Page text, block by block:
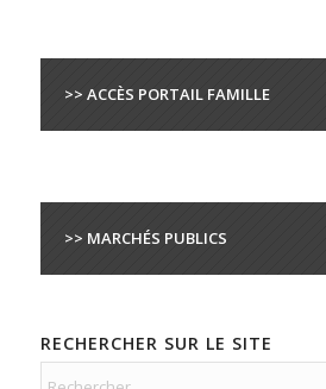
>> ACCÈS PORTAIL FAMILLE
>> MARCHÉS PUBLICS
RECHERCHER SUR LE SITE